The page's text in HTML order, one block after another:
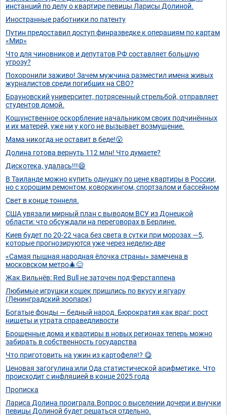
инстанций по делу о квартире певицы Ларисы Долиной.
Иностранные работники по патенту
Путин предоставил доступ финразведке к операциям по картам
«Мир»
Что для чиновников и депутатов РФ составляет большую
угрозу?
Похоронили заживо! Зачем мужчина разместил имена живых
журналистов среди погибших на СВО?
Брауновский университет, потрясенный стрельбой, отправляет
студентов домой.
Кощунственное оскорбление начальником своих подчинённых
и их матерей, уже ни у кого не вызывает возмущение.
Мама никогда не оставит в беде!😮
Долина готова вернуть 112 млн! Что думаете?
Дискотека, удалась!!!😄
В Таиланде можно купить однушку по цене квартиры в России,
но с хорошим ремонтом, коворкингом, спортзалом и бассейном
Свет в конце тоннеля.
США увязали мирный план с выводом ВСУ из Донецкой
области: что обсуждали на переговорах в Берлине.
Киев будет по 20-22 часа без света в сутки при морозах —5,
которые прогнозируются уже через неделю-две
«Самая пышная народная ёлочка страны» замечена в
московском метро🎄😊
Жак Вильнёв: Red Bull не заточен под Ферстаппена
Любимые игрушки кошек пришлись по вкусу и ягуару
(Ленинградский зоопарк)
Богатые фонды — бедный народ. Бюрократия как враг: рост
нищеты и утрата справедливости
Брощенные дома и квартиры в новых регионах теперь можно
забирать в собственность государства
Что приготовить на ужин из картофеля!? 😋
Ценовая загогулина:или Ода статистической арифметике. Что
происходит с инфляцией в конце 2025 года
Прописка
Лариса Долина проиграла.Вопрос о выселении дочери и внучки
певицы Долиной будет решаться отдельно.